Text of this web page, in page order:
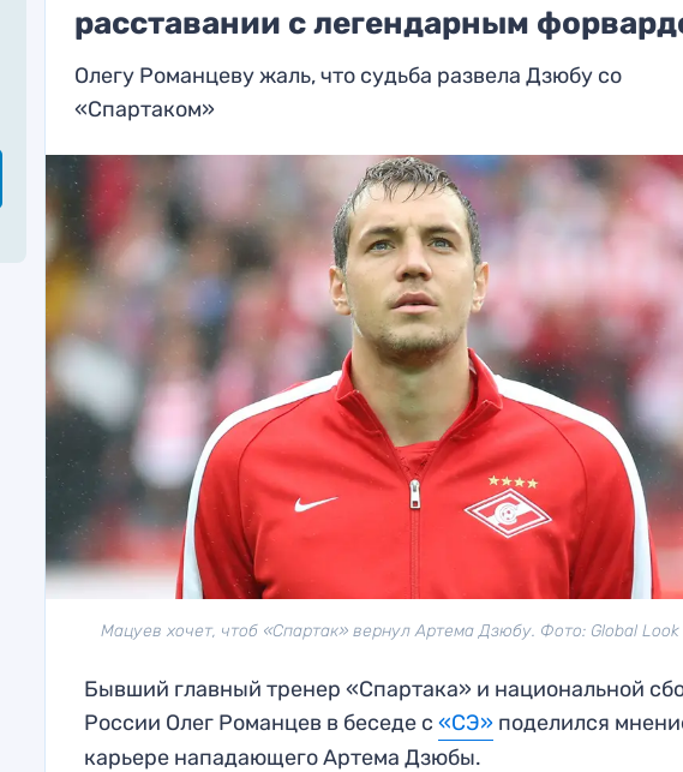
расставании с легендарным
Олегу Романцеву жаль, что судьба развела Дзюбу со
«Спартаком»
Мацуев хочет, чтоб «Спартак» вернул Артема Дзюбу. Фото: Global Look
Бывший главный тренер «Спартака» и национальной
России Олег Романцев в беседе с«СЭ» поделился
карьере нападающего Артема Дзюбы.